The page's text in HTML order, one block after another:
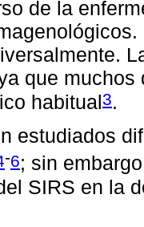
de la
que
habitual3.
estudiados
-6; sin
SIRS en la